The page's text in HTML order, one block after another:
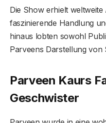
Die Show erhielt
faszinierende Handlung
hinaus lobten sowohl
Parveens Darstellung von
Parveen Kaurs
Geschwister